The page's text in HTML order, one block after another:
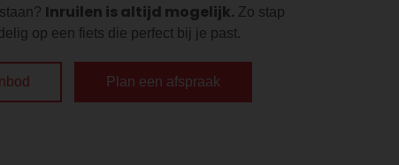
Inruilen is altijd mogelijk. Zo stap
op een fiets die perfect bij je past.
Plan een afspraak